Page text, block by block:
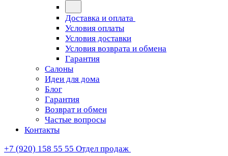
Доставка и оплата
Условия оплаты
Условия доставки
Условия возврата и обмена
Гарантия
Салоны
Идеи для дома
Блог
Гарантия
Возврат и обмен
Частые вопросы
Контакты
+7 (920) 158 55 55 Отдел продаж